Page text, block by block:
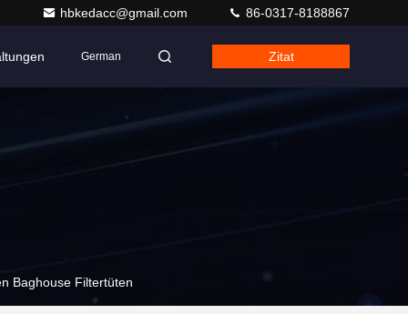
hbkedacc@gmail.com 86-0317-8188867
German Zitat
Baghouse Filtertüten